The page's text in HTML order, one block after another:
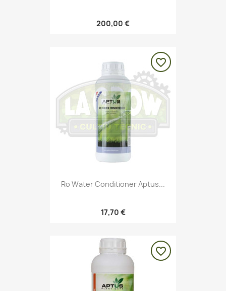
200,00 €
Ro Water Conditioner Aptus...
17,70 €
favorite_border
favorite_border